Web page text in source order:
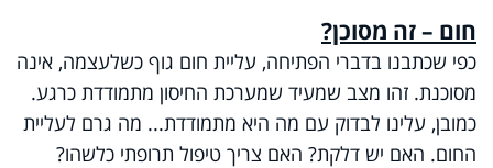
חום – זה מסוכן?
כפי שכתבנו בדברי הפתיחה, עליית חום גוף כשלעצמה, אינה
מסוכנת. זהו מצב שמעיד שמערכת החיסון מתמודדת כרגע.
כמובן, עלינו לבדוק עם מה היא מתמודדת... מה גרם לעליית
החום. האם יש דלקת? האם צריך טיפול תרופתי כלשהו?